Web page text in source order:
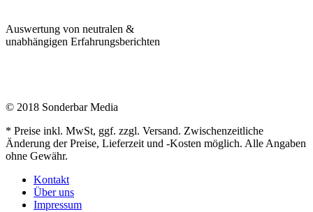
Auswertung von neutralen &
unabhängigen Erfahrungsberichten
© 2018 Sonderbar Media
* Preise inkl. MwSt, ggf. zzgl. Versand. Zwischenzeitliche
Änderung der Preise, Lieferzeit und -Kosten möglich. Alle Angaben
ohne Gewähr.
Kontakt
Über uns
Impressum